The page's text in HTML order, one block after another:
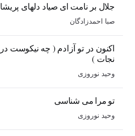
جلال بر نامت ای صیاد دلهای
صبا احمدزادگان
اکنون در تو آزادم ( چه نیکوست
نجات )
وحید نوروزی
تو مرا می شناسی
وحید نوروزی